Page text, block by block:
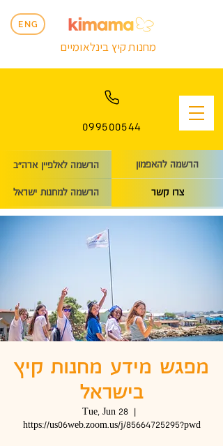
ENG
099500544
הרשמה לאלפיין ארה״ב
הרשמה למחנות ישראל
הרשמה להאפמון
צרו קשר
מחנות קיץ בינלאומיים
מפגש מידע מחנות קיץ
בישראל
Tue, Jun 28
  |
https://us06web.zoom.us/j/85664725295?pwd